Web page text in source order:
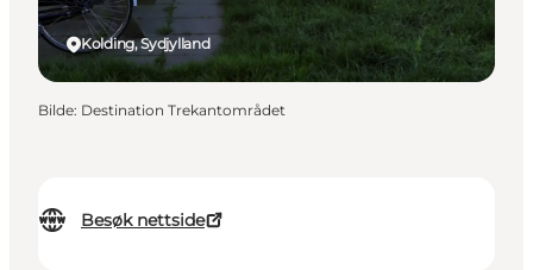
Besøk nettside
Kolding, Sydjylland
Bilde: Destination Trekantområdet